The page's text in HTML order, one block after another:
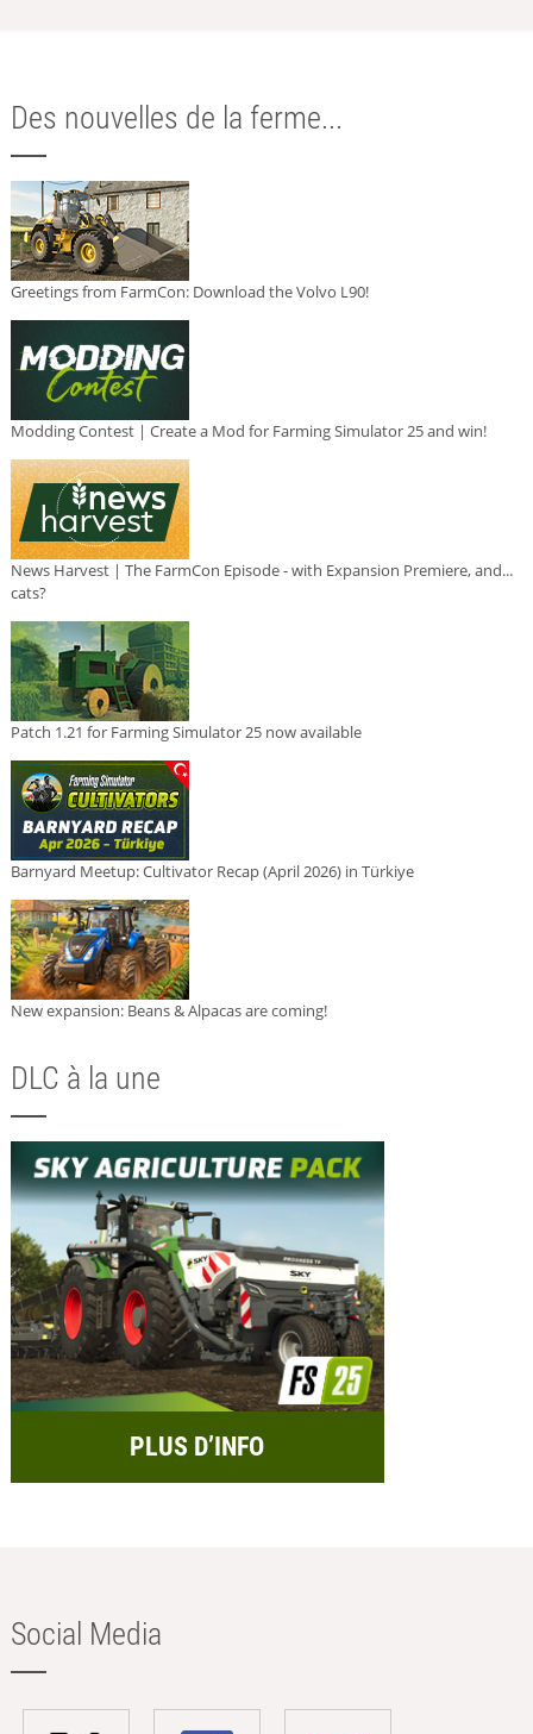
Des nouvelles de la ferme...
Greetings from FarmCon: Download the Volvo L90!
Modding Contest | Create a Mod for Farming Simulator 25 and win!
News Harvest | The FarmCon Episode - with Expansion Premiere, and...
cats?
Patch 1.21 for Farming Simulator 25 now available
Barnyard Meetup: Cultivator Recap (April 2026) in Türkiye
New expansion: Beans & Alpacas are coming!
DLC à la une
PLUS D’INFO
Social Media